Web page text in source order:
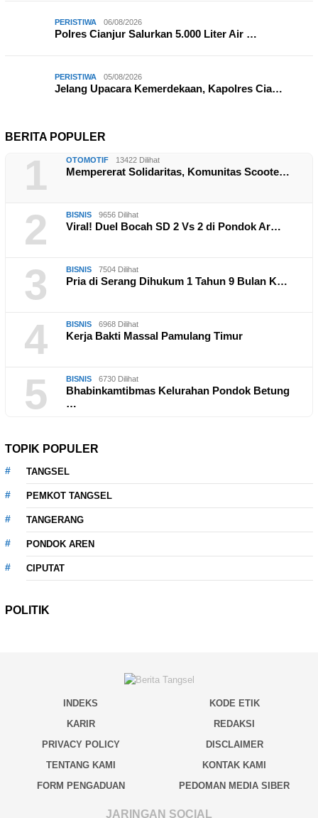
PERISTIWA 06/08/2026
Polres Cianjur Salurkan 5.000 Liter Air …
PERISTIWA 05/08/2026
Jelang Upacara Kemerdekaan, Kapolres Cia…
BERITA POPULER
1 OTOMOTIF 13422 Dilihat
Mempererat Solidaritas, Komunitas Scoote…
2 BISNIS 9656 Dilihat
Viral! Duel Bocah SD 2 Vs 2 di Pondok Ar…
3 BISNIS 7504 Dilihat
Pria di Serang Dihukum 1 Tahun 9 Bulan K…
4 BISNIS 6968 Dilihat
Kerja Bakti Massal Pamulang Timur
5 BISNIS 6730 Dilihat
Bhabinkamtibmas Kelurahan Pondok Betung
…
TOPIK POPULER
TANGSEL
PEMKOT TANGSEL
TANGERANG
PONDOK AREN
CIPUTAT
POLITIK
INDEKS
KODE ETIK
KARIR
REDAKSI
PRIVACY POLICY
DISCLAIMER
TENTANG KAMI
KONTAK KAMI
FORM PENGADUAN
PEDOMAN MEDIA SIBER
JARINGAN SOCIAL